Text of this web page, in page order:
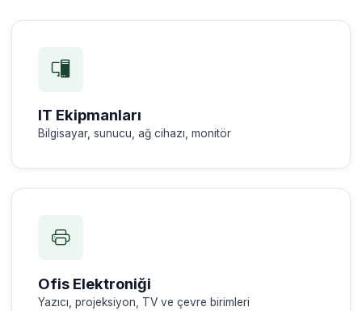
IT Ekipmanları
Bilgisayar, sunucu, ağ cihazı, monitör
Ofis Elektroniği
Yazıcı, projeksiyon, TV ve çevre birimleri